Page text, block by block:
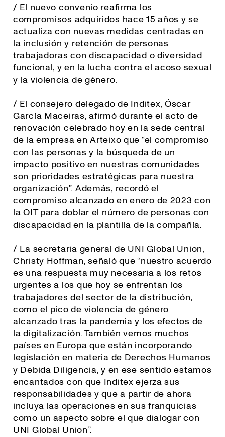
/ El nuevo convenio reafirma los
compromisos adquiridos hace 15 años y se
actualiza con nuevas medidas centradas en
la inclusión y retención de personas
trabajadoras con discapacidad o diversidad
funcional, y en la lucha contra el acoso sexual
y la violencia de género.
/ El consejero delegado de Inditex, Óscar
García Maceiras, afirmó durante el acto de
renovación celebrado hoy en la sede central
de la empresa en Arteixo que “el compromiso
con las personas y la búsqueda de un
impacto positivo en nuestras comunidades
son prioridades estratégicas para nuestra
organización”. Además, recordó el
compromiso alcanzado en enero de 2023 con
la OIT para doblar el número de personas con
discapacidad en la plantilla de la compañía.
/ La secretaria general de UNI Global Union,
Christy Hoffman, señaló que “nuestro acuerdo
es una respuesta muy necesaria a los retos
urgentes a los que hoy se enfrentan los
trabajadores del sector de la distribución,
como el pico de violencia de género
alcanzado tras la pandemia y los efectos de
la digitalización. También vemos muchos
países en Europa que están incorporando
legislación en materia de Derechos Humanos
y Debida Diligencia, y en ese sentido estamos
encantados con que Inditex ejerza sus
responsabilidades y que a partir de ahora
incluya las operaciones en sus franquicias
como un aspecto sobre el que dialogar con
UNI Global Union”.